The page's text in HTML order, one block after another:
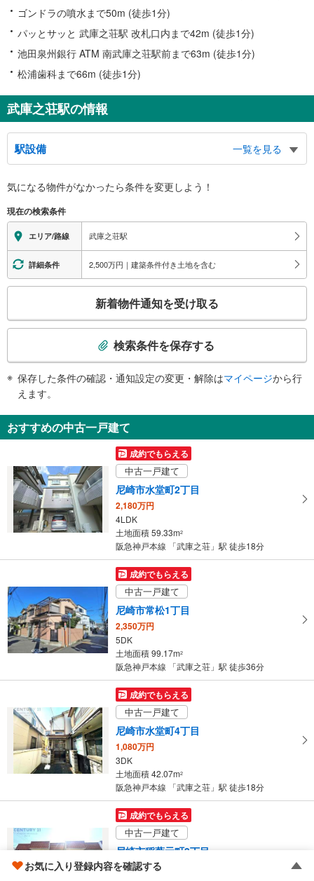
ゴンドラの噴水まで50m (徒歩1分)
パッとサッと 武庫之荘駅 改札口内まで42m (徒歩1分)
池田泉州銀行 ATM 南武庫之荘駅前まで63m (徒歩1分)
松浦歯科まで66m (徒歩1分)
武庫之荘駅の情報
駅設備
一覧を見る
※段差なしでの移動経路
地上⇔改札⇔ホーム：○
エレベータ
・各ホーム⇔改札内連絡通路
・南改札⇔地上出口
トイレ
・神戸三宮方面ホーム上
《車椅子対応》《ベビーベッド》
・北改札内
・大阪梅田方面ホーム⇔北改札
・南改札エレベータ前⇔地上出口
その他
・盲導鈴
気になる物件がなかったら条件を変更しよう！
現在の検索条件
エリア/路線 武庫之荘駅
詳細条件 2,500万円｜建築条件付き土地を含む
検
知
を
け
取
る
・
条
イ
ペ
ー
ジ
に
存
る
新着物件通知を受け取る
検索条件を保存する
保存した条件の確認・通知設定の変更・解除はマイページから行
えます。
おすすめの中古一戸建て
成約でもらえる
中古一戸建て
尼崎市水堂町2丁目
2,180万円
4LDK
土地面積 59.33m2
阪急神戸本線 「武庫之荘」駅 徒歩18分
成約でもらえる
中古一戸建て
尼崎市常松1丁目
2,350万円
5DK
土地面積 99.17m2
阪急神戸本線 「武庫之荘」駅 徒歩36分
成約でもらえる
中古一戸建て
尼崎市水堂町4丁目
1,080万円
3DK
土地面積 42.07m2
阪急神戸本線 「武庫之荘」駅 徒歩18分
成約でもらえる
中古一戸建て
尼崎市稲葉元町3丁目
1,080万円
お気に入り登録内容を確認する